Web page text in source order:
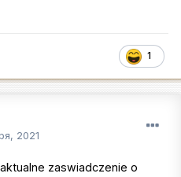
1
2021
zaswiadczenie o